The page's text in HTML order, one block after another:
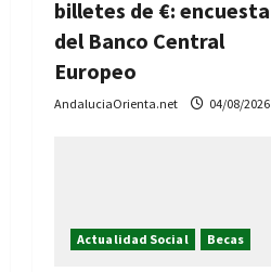
billetes de €: encuesta
del Banco Central
Europeo
AndaluciaOrienta.net 04/08/2026
Actualidad Social Becas